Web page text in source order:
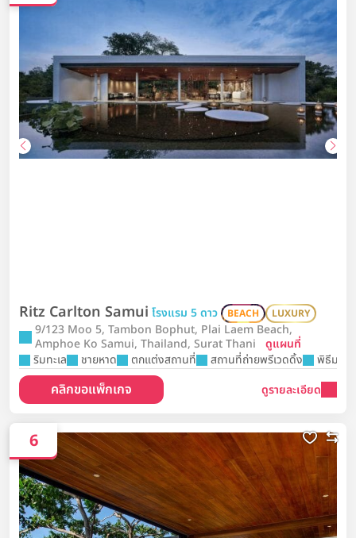
Ritz Carlton Samui โรงแรม 5 ดาว BEACH LUXURY
9/123 Moo 5, Tambon Bophut, Plai Laem Beach,
Amphoe Ko Samui, Thailand, Surat Thani ดูแผนที่
ริมทะเล
ชายหาด ตกแต่งสถานที่ สถานที่ถ่ายพรีเวดดิ้ง พิธีมงค
คลิกขอแพ็กเกจ ดูรายละเอียด
6